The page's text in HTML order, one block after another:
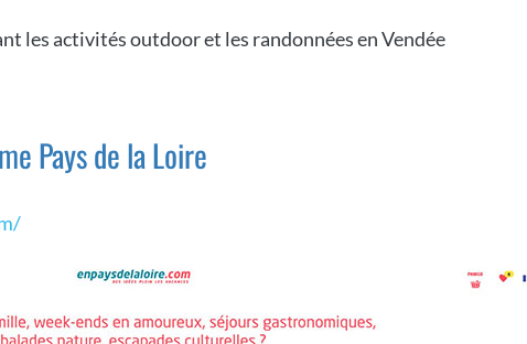
les activités outdoor et les randonnées en Vendée
Pays de la Loire